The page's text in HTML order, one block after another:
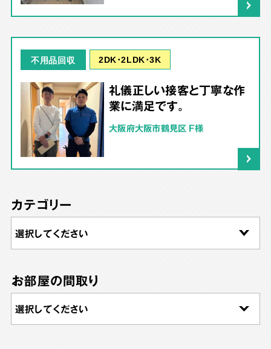
不用品回収 2DK･2LDK･3K
礼儀正しい接客と丁寧な作
業に満足です。
大阪府大阪市鶴見区 F様
カテゴリー
お部屋の間取り